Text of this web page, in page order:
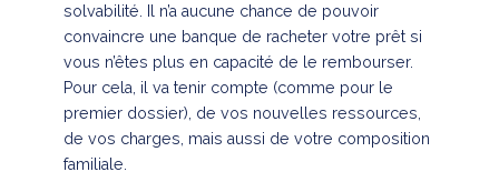
solvabilité. Il n’a aucune chance de pouvoir
convaincre une banque de racheter votre prêt si
vous n’êtes plus en capacité de le rembourser.
Pour cela, il va tenir compte (comme pour le
premier dossier), de vos nouvelles ressources,
de vos charges, mais aussi de votre composition
familiale.